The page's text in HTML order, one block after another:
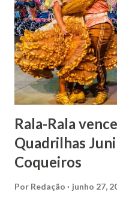
apresentou uma grande
lhe proporcionou uma
Gomes de Melo
Senhor Bom Jesus dos
doada ao vigário Pe.
Matriz...
Rala-Rala
Quadrilhas
Coqueiros
Por Redação junho 27,